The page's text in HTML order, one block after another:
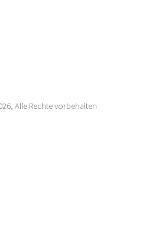
Alle Rechte vorbehalten